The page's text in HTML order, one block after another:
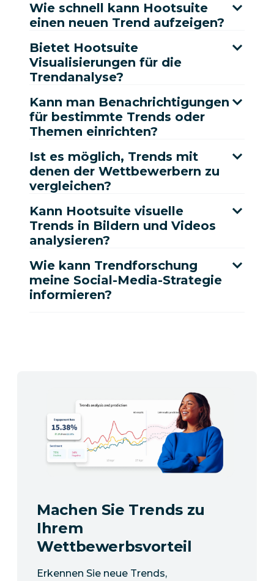
Wie schnell kann Hootsuite
einen neuen Trend aufzeigen?
Bietet Hootsuite
Visualisierungen für die
Trendanalyse?
Kann man Benachrichtigungen
für bestimmte Trends oder
Themen einrichten?
Ist es möglich, Trends mit
denen der Wettbewerbern zu
vergleichen?
Kann Hootsuite visuelle
Trends in Bildern und Videos
analysieren?
Wie kann Trendforschung
meine Social-Media-Strategie
informieren?
Machen Sie Trends zu
Ihrem
Wettbewerbsvorteil
Erkennen Sie neue Trends,